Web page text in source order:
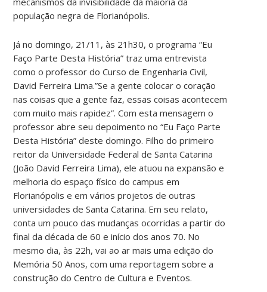
população negra de Florianópolis.
Já no domingo, 21/11, às 21h30, o programa “Eu
Faço Parte Desta História” traz uma entrevista
como o professor do Curso de Engenharia Civil,
David Ferreira Lima.”Se a gente colocar o coração
nas coisas que a gente faz, essas coisas acontecem
com muito mais rapidez”. Com esta mensagem o
professor abre seu depoimento no “Eu Faço Parte
Desta História” deste domingo. Filho do primeiro
reitor da Universidade Federal de Santa Catarina
(João David Ferreira Lima), ele atuou na expansão e
melhoria do espaço físico do campus em
Florianópolis e em vários projetos de outras
universidades de Santa Catarina. Em seu relato,
conta um pouco das mudanças ocorridas a partir do
final da década de 60 e início dos anos 70. No
mesmo dia, às 22h, vai ao ar mais uma edição do
Memória 50 Anos, com uma reportagem sobre a
construção do Centro de Cultura e Eventos.